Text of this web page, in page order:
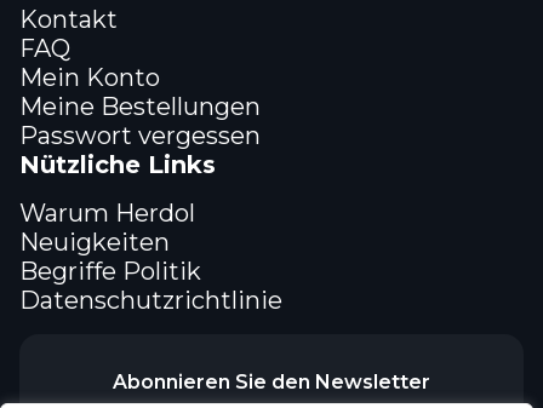
Kontakt
FAQ
Mein Konto
Meine Bestellungen
Passwort vergessen
Nützliche Links
Warum Herdol
Neuigkeiten
Begriffe Politik
Datenschutzrichtlinie
Abonnieren Sie den Newsletter